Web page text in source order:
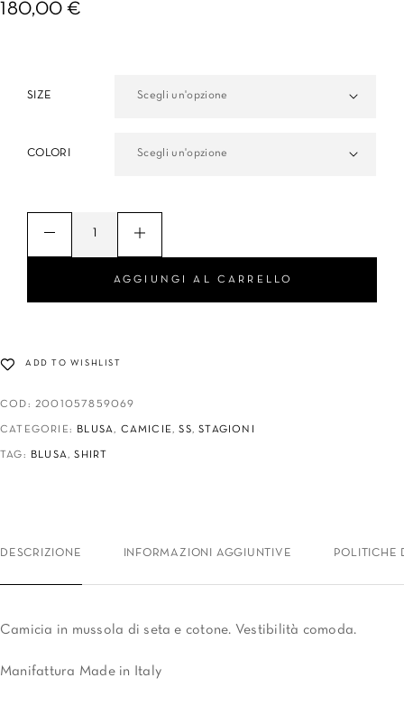
180,00€
SIZE
COLORI
AGGIUNGI AL CARRELLO
ADD TO WISHLIST
COD: 2001057859069
CATEGORIE: BLUSA CAMICIE ,SS ,STAGIONI
TAG: BLUSA ,SHIRT
DESCRIZIONE INFORMAZIONI AGGIUNTIVE POLITICHE
Camicia in mussola di seta e cotone. Vestibilità comoda.
Manifattura Made in Italy